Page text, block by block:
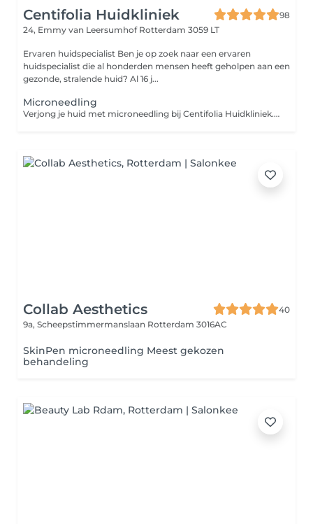
Centifolia Huidkliniek
98
24, Emmy van Leersumhof Rotterdam 3059 LT
Ervaren huidspecialist Ben je op zoek naar een ervaren
huidspecialist die al honderden mensen heeft geholpen aan een
gezonde, stralende huid? Al 16 j...
Microneedling
Verjong je huid met microneedling bij Centifolia Huidkliniek. Verminder rimpels, littekens en poriën en ervaar een egalere huid, met een minimale hersteltijd. Heb jij last van een doffe teint, fijne lijntjes, littekens of een onregelmatige huidstructuur? Dan kan microneedling een oplossing zijn. Microneedling is een effectieve huidverbeterende behandeling waarbij met een gecontroleerd apparaat op hoge snelheid met minuscule naaldjes kleine kanaaltjes in de huid worden gemaakt. Hierdoor treedt celvernieuwing op en wordt de huid gestimuleerd om collageen en elastine aan te maken. Het resultaat: een stevigere, gladdere en egalere huid. Onze microneedling behandeling begint altijd met een grondige huidanalyse door onze ervaren specialist. Zo bepalen we precies wat jouw huid nodig heeft. Tijdens de behandeling wordt de huid eerst gereinigd, oneffenheden worden verwijderd, de huid wordt gedesinfecteerd. Daarna maken we gecontroleerde microperforaties in de huid. We verdelen de huid in zones en passen de naalddiepte per gebied aan. Dit gebeurt met horizontale, verticale en diagonale bewegingen, waardoor de huid overal gelijkmatig behandeld wordt. Vaak voelt dit als een licht prikkelend of schurend gevoel, maar verdoving is meestal niet nodig. Het serum en de tussenstof wordt na het microneedling ingemasseerd om de doorbloeding nog beter te stimuleren. Als laatste ga je onder ledlamp.
Collab Aesthetics
40
9a, Scheepstimmermanslaan Rotterdam 3016AC
SkinPen microneedling Meest gekozen
behandeling